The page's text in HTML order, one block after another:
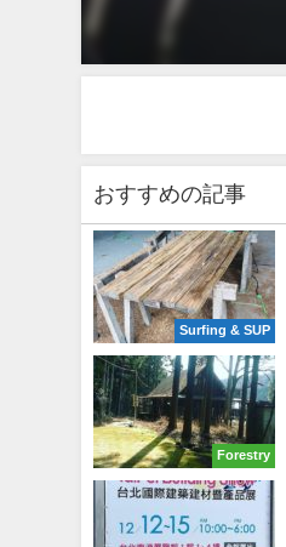
おすすめの記事
Surfing & SUP
Forestry